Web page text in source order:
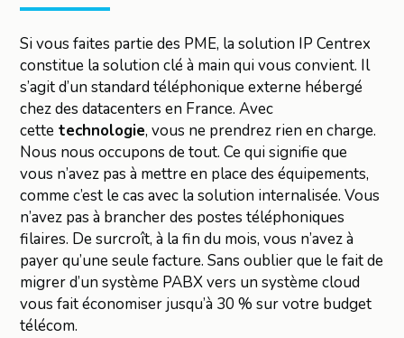
Si vous faites partie des PME, la solution IP Centrex
constitue la solution clé à main qui vous convient. Il
s’agit d’un standard téléphonique externe hébergé
chez des datacenters en France. Avec
cette technologie, vous ne prendrez rien en charge.
Nous nous occupons de tout. Ce qui signifie que
vous n’avez pas à mettre en place des équipements,
comme c’est le cas avec la solution internalisée. Vous
n’avez pas à brancher des postes téléphoniques
filaires. De surcroît, à la fin du mois, vous n’avez à
payer qu’une seule facture. Sans oublier que le fait de
migrer d’un système PABX vers un système cloud
vous fait économiser jusqu’à 30 % sur votre budget
télécom.